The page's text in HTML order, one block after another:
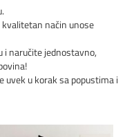
kvalitetan način unose
i naručite jednostavno,
uvek u korak sa popustima i